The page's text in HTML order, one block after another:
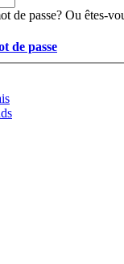
de passe? Ou êtes-
de passe